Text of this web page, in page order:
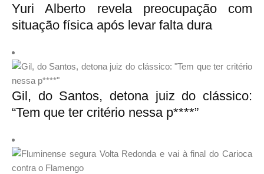
Yuri Alberto revela preocupação com
situação física após levar falta dura
Gil, do Santos, detona juiz do clássico:
“Tem que ter critério nessa p****”